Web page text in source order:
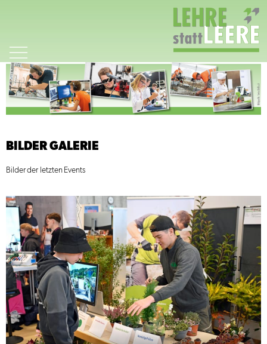
BILDER GALERIE
Bilder der letzten Events